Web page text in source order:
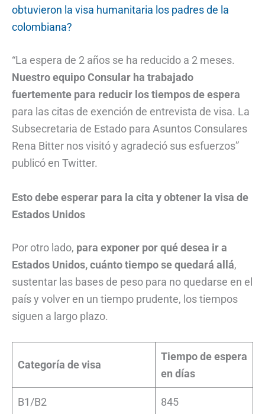
obtuvieron la visa humanitaria los padres de la
colombiana?
“La espera de 2 años se ha reducido a 2 meses.
Nuestro equipo Consular ha trabajado
fuertemente para reducir los tiempos de espera
para las citas de exención de entrevista de visa. La
Subsecretaria de Estado para Asuntos Consulares
Rena Bitter nos visitó y agradeció sus esfuerzos”
publicó en Twitter.
Esto debe esperar para la cita y obtener la visa de
Estados Unidos
Por otro lado, para exponer por qué desea ir a
Estados Unidos, cuánto tiempo se quedará allá,
sustentar las bases de peso para no quedarse en el
país y volver en un tiempo prudente, los tiempos
siguen a largo plazo.
Categoría de visa
Tiempo de espera
en días
B1/B2 845